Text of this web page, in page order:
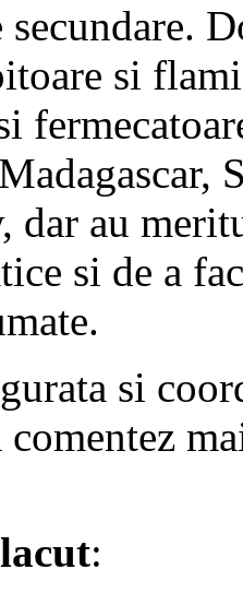
secundare.
si
dar au
si de a
si
: